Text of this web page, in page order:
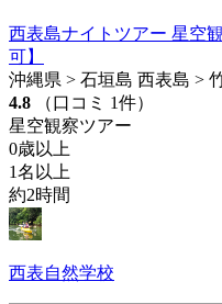
西表島ナイトツアー 星空
可】
沖縄県 > 石垣島 西表島 >
4.8
（口コミ 1件）
星空観察ツアー
0歳以上
1名以上
約2時間
西表自然学校